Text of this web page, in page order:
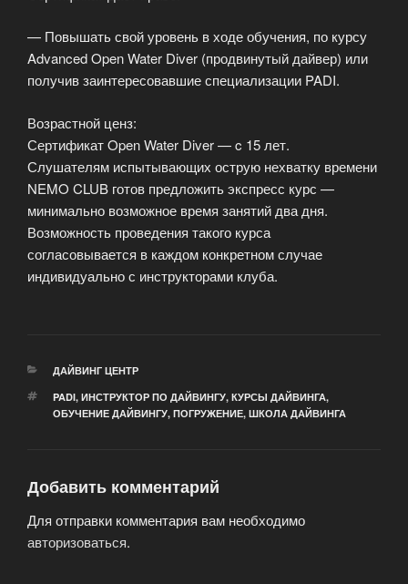
— Повышать свой уровень в ходе обучения, по курсу
Advanced Open Water Diver (продвинутый дайвер) или
получив заинтересовавшие специализации PADI.
Возрастной ценз:
Сертификат Open Water Diver — c 15 лет.
Слушателям испытывающих острую нехватку времени
NEMO CLUB готов предложить экспресс курс —
минимально возможное время занятий два дня.
Возможность проведения такого курса
согласовывается в каждом конкретном случае
индивидуально с инструкторами клуба.
РУБРИКИ
ДАЙВИНГ ЦЕНТР
МЕТКИ
PADI, ИНСТРУКТОР ПО ДАЙВИНГУ, КУРСЫ ДАЙВИНГА,
ОБУЧЕНИЕ ДАЙВИНГУ, ПОГРУЖЕНИЕ, ШКОЛА ДАЙВИНГА
Добавить комментарий
Для отправки комментария вам необходимо
авторизоваться.